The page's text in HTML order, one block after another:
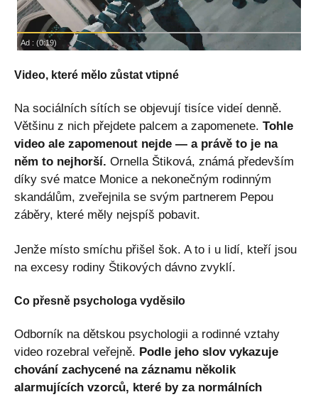
Video, které mělo zůstat vtipné
Na sociálních sítích se objevují tisíce videí denně.
Většinu z nich přejdete palcem a zapomenete. Tohle
video ale zapomenout nejde — a právě to je na
něm to nejhorší. Ornella Štiková, známá především
díky své matce Monice a nekonečným rodinným
skandálům, zveřejnila se svým partnerem Pepou
záběry, které měly nejspíš pobavit.
Jenže místo smíchu přišel šok. A to i u lidí, kteří jsou
na excesy rodiny Štikových dávno zvyklí.
Co přesně psychologa vyděsilo
Odborník na dětskou psychologii a rodinné vztahy
video rozebral veřejně. Podle jeho slov vykazuje
chování zachycené na záznamu několik
alarmujících vzorců, které by za normálních